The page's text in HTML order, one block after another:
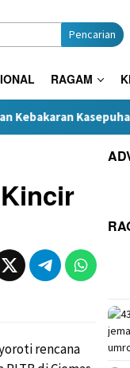
Pencarian
RAGAM
Cipta Mulia
rencana